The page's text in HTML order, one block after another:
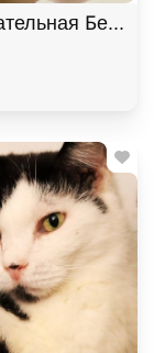
В дар!